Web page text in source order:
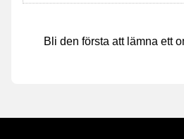
Bli den första att lämna ett